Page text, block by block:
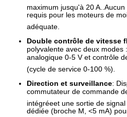
maximum jusqu'à 20 A. Aucun
requis pour les moteurs de
adéquate
Double contrôle de vitesse
polyvalente avec deux modes
analogique 0-5 V et contrôle
(cycle de service 0-100 %)
Direction et surveillance:
commutateur de commande
intégréeet une sortie de
dédiée (broche M, <5 mA)